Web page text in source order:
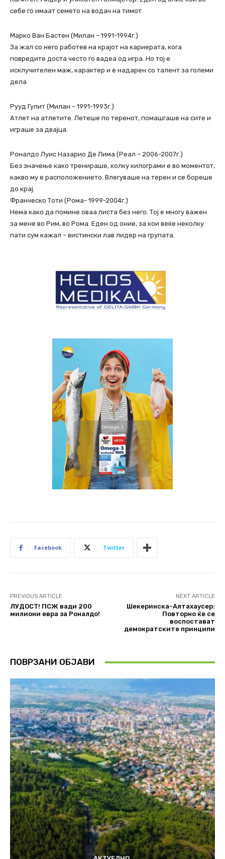
себе го имаат семето на водач на тимот.
Марко Ван Бастен (Милан – 1991-1994г.)
За жал со него работев на крајот на кариерата, кога
повредите доста често го вадеа од игра. Но тој е
исклучителен маж, карактер и е надарен со талент за големи
дела
Рууд Гулит (Милан – 1991-1993г.)
Атлет на атлетите. Летеше по теренот, помашгаше на сите и
играше за двајца.
Роналдо Луис Назарио Де Лима (Реал – 2006-2007г.)
Без значење како тренираше, колку килограми е во моментот,
какво му е расположението. Влегуваше на терен и се бореше
до крај.
Франческо Тоти (Рома- 1999-2004г.)
Нема како да помине оваа листа без него. Тој е многу важен
за мене во Рим, во Рома. Еден од оние, за кои веќе неколку
пати сум кажал – вистински лав лидер на групата.
Facebook Twitter
PREVIOUS ARTICLE
ЛУДОСТ! ПСЖ вади 200
милиони евра за Роналдо!
NEXT ARTICLE
Шекеринска-Алтахаусер:
Повторно ќе се
воспостават
демократските принципи
ПОВРЗАНИ ОБЈАВИ